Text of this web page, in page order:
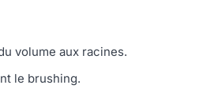
volume aux racines.
le brushing.